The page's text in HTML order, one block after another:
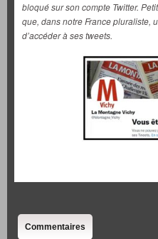
bloqué sur son compte Twitter.
que, dans notre France pluraliste,
d’accéder à ses tweets.
Commentaires